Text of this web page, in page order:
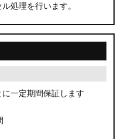
処理を行います。
一定期間保証します